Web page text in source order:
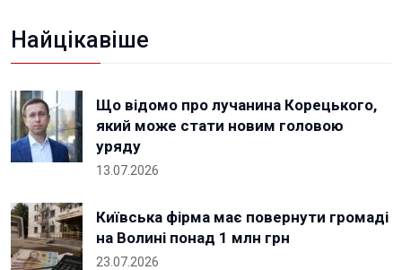
Найцікавіше
Що відомо про лучанина Корецького,
який може стати новим головою
уряду
13.07.2026
Київська фірма має повернути громаді
на Волині понад 1 млн грн
23.07.2026